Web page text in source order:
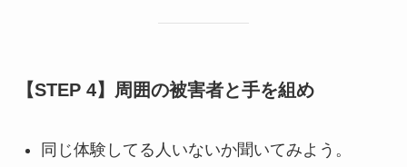
【STEP 4】周囲の被害者と手を組め
同じ体験してる人いないか聞いてみよう。